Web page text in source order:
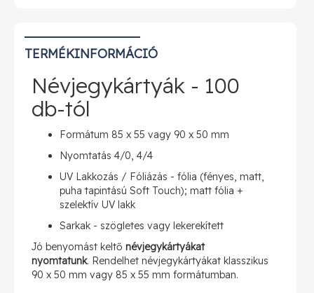
TERMÉKINFORMÁCIÓ
Névjegykártyák - 100
db-tól
Formátum 85 x 55 vagy 90 x 50 mm
Nyomtatás 4/0, 4/4
UV Lakkozás / Fóliázás - fólia (fényes, matt,
puha tapintású Soft Touch); matt fólia +
szelektív UV lakk
Sarkak - szögletes vagy lekerekített
Jó benyomást keltő névjegykártyákat
nyomtatunk. Rendelhet névjegykártyákat klasszikus
90 x 50 mm vagy 85 x 55 mm formátumban.